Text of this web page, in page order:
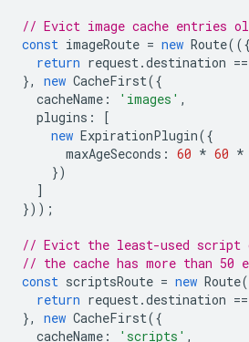
// Evict image cache entries
const imageRoute = new Route(({
return request.destination
},
new CacheFirst({
cacheName : 'images' ,
plugins :
[
new ExpirationPlugin({
maxAgeSeconds : 60 * 60 *
})
]
}));
// Evict the least-used script
// the cache has more than 50
const scriptsRoute = new Route
return request.destination
},
new CacheFirst({
cacheName : 'scripts' ,